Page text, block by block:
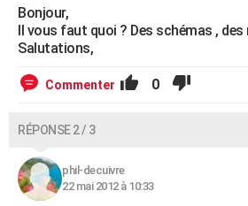
COPAINS D'AVANT
S'inscrire
Se connecter
Lycées
Collèges
Primaires
Universités
Entreprises
Service militaire
Avis de recherche
AVIS DE DÉCÈS
FORUM
Bricolage
Lifestyle
Culture
Sport
Auto
Television
Voyage
Cinema
Bonjour,
Il vous faut quoi ? Des schémas ,
Salutations,
Commenter 0
RÉPONSE 2 / 3
phil-decuivre
22 mai 2012 à 10:33